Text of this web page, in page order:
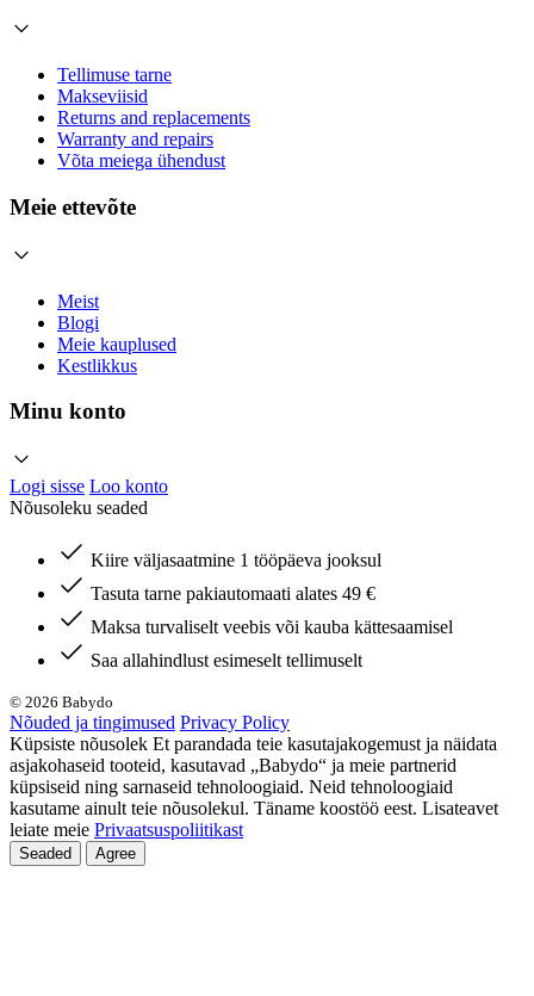
Tellimuse tarne
Makseviisid
Returns and replacements
Warranty and repairs
Võta meiega ühendust
Meie ettevõte
Meist
Blogi
Meie kauplused
Kestlikkus
Minu konto
Logi sisse Loo konto
Nõusoleku seaded
Kiire väljasaatmine 1 tööpäeva jooksul
Tasuta tarne pakiautomaati alates 49 €
Maksa turvaliselt veebis või kauba kättesaamisel
Saa allahindlust esimeselt tellimuselt
© 2026 Babydo
Nõuded ja tingimused Privacy Policy
Küpsiste nõusolek Et parandada teie kasutajakogemust ja näidata
asjakohaseid tooteid, kasutavad „Babydo“ ja meie partnerid
küpsiseid ning sarnaseid tehnoloogiaid. Neid tehnoloogiaid
kasutame ainult teie nõusolekul. Täname koostöö eest. Lisateavet
leiate meie Privaatsuspoliitikast
Seaded Agree